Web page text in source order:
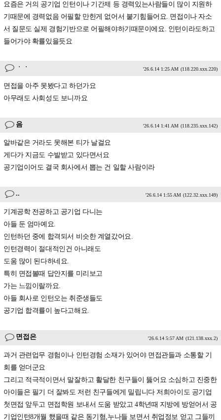
요즘은 거의 공기업 인턴이나 기간제 등 경력있는사람들이 많이 지원하
기때문에 경력없음 어필할 만한게 없어서 붙기힘들어요. 면접이나 자소
서 질문도 실제 경험기반으로 어필해야하기때문이에요. 인턴이라도하고
들어가야 확률있을듯요
ㆍㆍ '26.6.14 1:25 AM (118.220.xxx.220)
면접을 아주 못봤다고 하던가요
아무래도 사회성도 보니까요
음 '26.6.14 1:41 AM (118.235.xxx.142)
알바같은 거라도 못해본 티가 날걸요
게다가 지금도 수발받고 있다면서요
공기업이어도 결국 회사에서 뽑는 건 일할 사람이라
.. '26.6.14 1:55 AM (122.32.xxx.149)
기계공학 전공하고 공기업 다니는
아들 둔 엄마예요.
인턴하던 중에 합격되서 비슷한 계열갔어요.
인턴경력이 절대적인건 아니래도
도움 많이 된다하네요.
특히 면접볼때 답안지를 미리보고
가는 느낌이랄까요.
아들 회사로 인턴오는 취준생들도
공기업 합격률이 높다고해요.
면접은 '26.6.14 5:57 AM (121.138.xxx.2)
과거 관련업무 경험이나 인턴경험 소재가 있어야 면접관들과 소통할 기
회를 얻더군요
그리고 적극적이면서 말잘하고 활달한 친구들이 뚫어요 소심하고 진중한
아이들은 필기 더 잘봐도 저런 친구들에게 밀립니다 저희아이도 공기업
첫면접 앞두고 면접학원 보내서 도움 받았고 4학년때 지방에 방얻어서 공
기업인턴8개월 했을때 같은 동기형,누나들 보면서 취업정보 얻고 그들끼